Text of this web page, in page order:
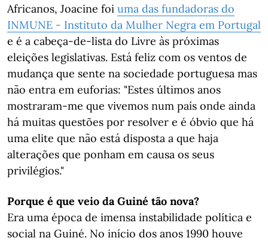
Africanos, Joacine foi uma das fundadoras do
INMUNE - Instituto da Mulher Negra em Portugal
e é a cabeça-de-lista do Livre às próximas
eleições legislativas. Está feliz com os ventos de
mudança que sente na sociedade portuguesa mas
não entra em euforias: "Estes últimos anos
mostraram-me que vivemos num país onde ainda
há muitas questões por resolver e é óbvio que há
uma elite que não está disposta a que haja
alterações que ponham em causa os seus
privilégios."
Porque é que veio da Guiné tão nova?
Era uma época de imensa instabilidade política e
social na Guiné. No início dos anos 1990 houve